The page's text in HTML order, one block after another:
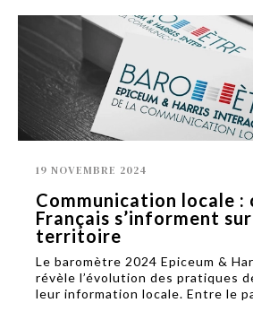
19 NOVEMBRE 2024
Communication locale :
Français s’informent
territoire
Le baromètre 2024 Epiceum &
révèle l’évolution des pratiques
leur information locale. Entre le
numérique et le bouche-à-